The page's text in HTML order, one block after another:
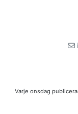
Varje onsdag